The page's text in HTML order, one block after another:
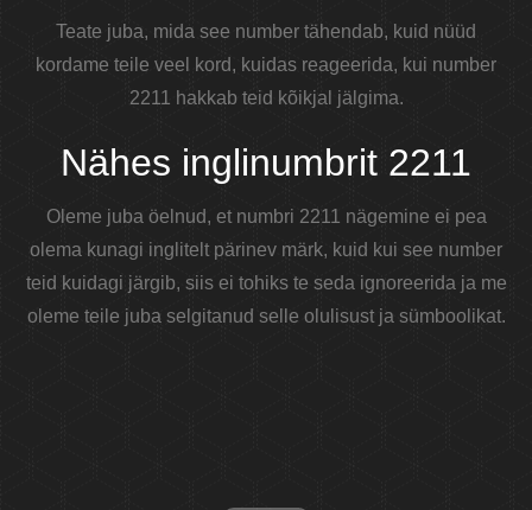
Teate juba, mida see number tähendab, kuid nüüd
kordame teile veel kord, kuidas reageerida, kui number
2211 hakkab teid kõikjal jälgima.
Nähes inglinumbrit 2211
Oleme juba öelnud, et numbri 2211 nägemine ei pea
olema kunagi inglitelt pärinev märk, kuid kui see number
teid kuidagi järgib, siis ei tohiks te seda ignoreerida ja me
oleme teile juba selgitanud selle olulisust ja sümboolikat.